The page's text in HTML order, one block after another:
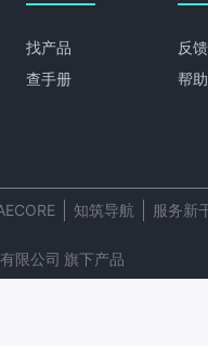
找产品
查手册
反
帮
知筑导航 服务新
限公司 旗下产品